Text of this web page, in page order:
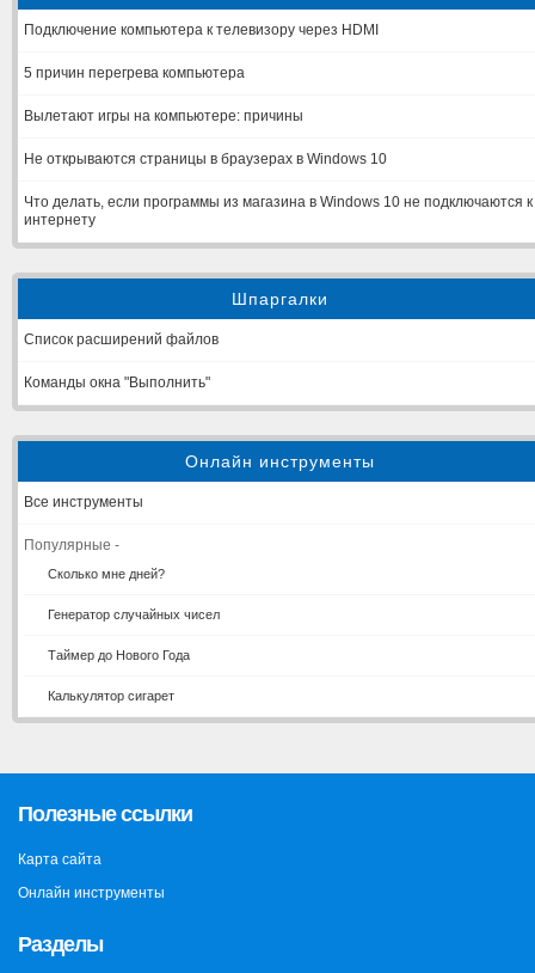
Подключение компьютера к телевизору через HDMI
5 причин перегрева компьютера
Вылетают игры на компьютере: причины
Не открываются страницы в браузерах в Windows 10
Что делать, если программы из магазина в Windows 10 не подключаются к
интернету
Шпаргалки
Список расширений файлов
Команды окна "Выполнить"
Онлайн инструменты
Все инструменты
Популярные -
Сколько мне дней?
Генератор случайных чисел
Таймер до Нового Года
Калькулятор сигарет
Полезные ссылки
Карта сайта
Онлайн инструменты
Разделы